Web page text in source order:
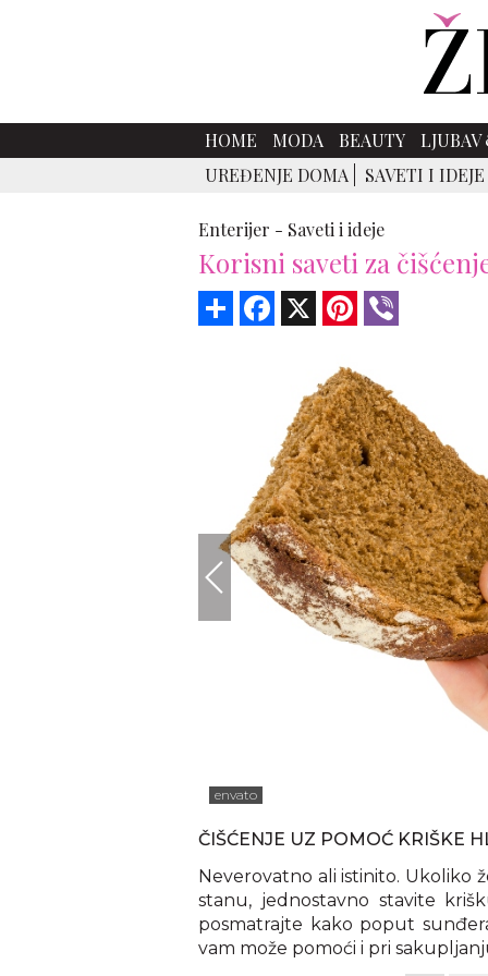
HOME MODA BEAUTY
UREĐENJE DOMA
SAVETI I IDEJE
Enterijer - Saveti i ideje
Korisni saveti za
Share Facebook Pinterest
envato
ČIŠĆENJE UZ POMOĆ KRIŠKE
Neverovatno ali istinito. Ukoliko
stanu, jednostavno stavite
posmatrajte kako poput
vam može pomoći i pri